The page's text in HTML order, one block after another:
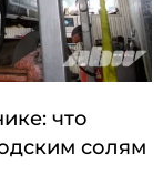
что
солям